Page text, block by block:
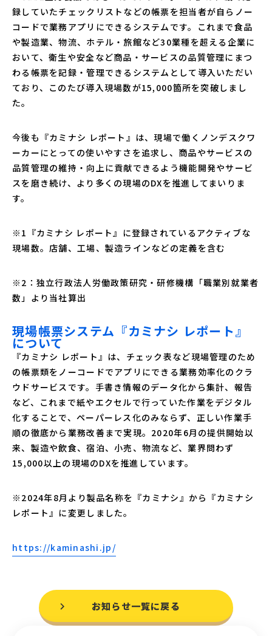
録していたチェックリストなどの帳票を担当者が自らノー
コードで業務アプリにできるシステムです。これまで食品
や製造業、物流、ホテル・旅館など30業種を超える企業に
おいて、衛生や安全など商品・サービスの品質管理にまつ
わる帳票を記録・管理できるシステムとして導入いただい
ており、このたび導入現場数が15,000箇所を突破しまし
た。
今後も『カミナシ レポート』は、現場で働くノンデスクワ
ーカーにとっての使いやすさを追求し、商品やサービスの
品質管理の維持・向上に貢献できるよう機能開発やサービ
スを磨き続け、より多くの現場のDXを推進してまいりま
す。
※1『カミナシ レポート』に登録されているアクティブな
現場数。店舗、工場、製造ラインなどの定義を含む
※2：独立行政法人労働政策研究・研修機構「職業別就業者
数」より当社算出
現場帳票システム『カミナシ レポート』
について
『カミナシ レポート』は、チェック表など現場管理のため
の帳票類をノーコードでアプリにできる業務効率化のクラ
ウドサービスです。手書き情報のデータ化から集計、報告
など、これまで紙やエクセルで行っていた作業をデジタル
化することで、ペーパーレス化のみならず、正しい作業手
順の徹底から業務改善まで実現。2020年6月の提供開始以
来、製造や飲食、宿泊、小売、物流など、業界問わず
15,000以上の現場のDXを推進しています。
※2024年8月より製品名称を『カミナシ』から『カミナシ
レポート』に変更しました。
https://kaminashi.jp/
お知らせ一覧に戻る